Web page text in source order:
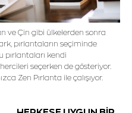
ve Çin gibi ülkelerden sonra
pırlantaların seçiminde
kendi
seçerken de gösteriyor.
Zen Pırlanta ile çalışıyor.